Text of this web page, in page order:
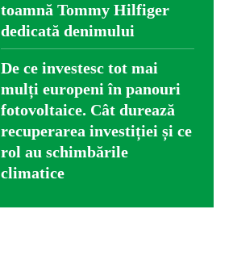
toamnă Tommy Hilfiger
dedicată denimului
De ce investesc tot mai
mulți europeni în panouri
fotovoltaice. Cât durează
recuperarea investiției și ce
rol au schimbările
climatice